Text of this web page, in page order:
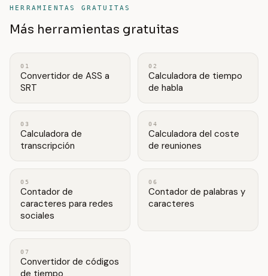
HERRAMIENTAS GRATUITAS
Más herramientas gratuitas
01
Convertidor de ASS a
SRT
02
Calculadora de tiempo
de habla
03
Calculadora de
transcripción
04
Calculadora del coste
de reuniones
05
Contador de
caracteres para redes
sociales
06
Contador de palabras y
caracteres
07
Convertidor de códigos
de tiempo